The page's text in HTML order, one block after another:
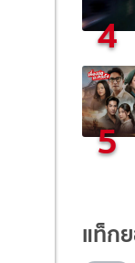
4
5
แท็ก